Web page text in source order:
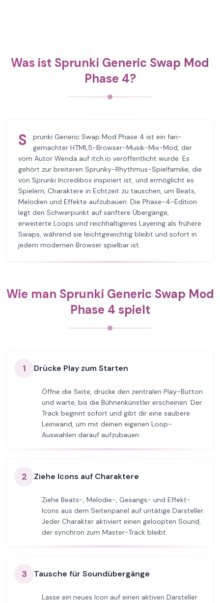
Was ist Sprunki Generic Swap Mod
Phase 4?
S
prunki Generic Swap Mod Phase 4 ist ein fan-
gemachter HTML5-Browser-Musik-Mix-Mod, der
vom Autor Wenda auf itch.io veröffentlicht wurde. Es
gehört zur breiteren Sprunky-Rhythmus-Spielfamilie, die
von Sprunki Incredibox inspiriert ist, und ermöglicht es
Spielern, Charaktere in Echtzeit zu tauschen, um Beats,
Melodien und Effekte aufzubauen. Die Phase-4-Edition
legt den Schwerpunkt auf sanftere Übergänge,
erweiterte Loops und reichhaltigeres Layering als frühere
Swaps, während sie leichtgewichtig bleibt und sofort in
jedem modernen Browser spielbar ist.
Wie man Sprunki Generic Swap Mod
Phase 4 spielt
1 Drücke Play zum Starten
Öffne die Seite, drücke den zentralen Play-Button
und warte, bis die Bühnenkünstler erscheinen. Der
Track beginnt sofort und gibt dir eine saubere
Leinwand, um mit deinen eigenen Loop-
Auswahlen darauf aufzubauen.
2 Ziehe Icons auf Charaktere
Ziehe Beats-, Melodie-, Gesangs- und Effekt-
Icons aus dem Seitenpanel auf untätige Darsteller.
Jeder Charakter aktiviert einen geloopten Sound,
der synchron zum Master-Track bleibt.
3 Tausche für Soundübergänge
Lasse ein neues Icon auf einen aktiven Darsteller